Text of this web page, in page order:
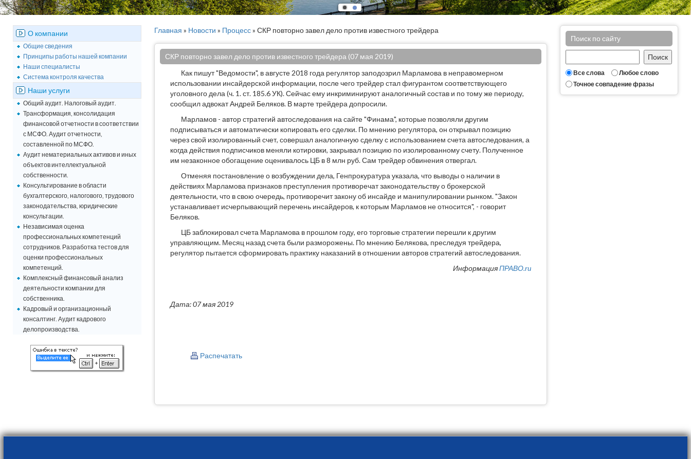
О компании
Общие сведения
Принципы работы нашей компании
Наши специалисты
Система контроля качества
Наши услуги
Общий аудит. Налоговый аудит.
Трансформация, консолидация
финансовой отчетности в соответствии
с МСФО. Аудит отчетности,
составленной по МСФО.
Аудит нематериальных активов и иных
объектов интеллектуальной
собственности.
Консультирование в области
бухгалтерского, налогового, трудового
законодательства, юридические
консультации.
Независимая оценка
профессиональных компетенций
сотрудников. Разработка тестов для
оценки профессиональных
компетенций.
Комплексный финансовый анализ
деятельности компании для
собственника.
Кадровый и организационный
консалтинг. Аудит кадрового
делопроизводства.
Поиск по сайту
Все слова
Любое слово
Точное совпадение фразы
Главная » Новости » Процесс» СКР повторно завел дело против известного трейдера
СКР повторно завел дело против известного трейдера (07 мая 2019)
Как пишут "Ведомости", в августе 2018 года регулятор заподозрил Марламова в неправомерном
использовании инсайдерской информации, после чего трейдер стал фигурантом соответствующего
уголовного дела (ч. 1. ст. 185.6 УК). Сейчас ему инкриминируют аналогичный состав и по тому же периоду,
сообщил адвокат Андрей Беляков. В марте трейдера допросили.
Марламов - автор стратегий автоследования на сайте "Финама", которые позволяли другим
подписываться и автоматически копировать его сделки. По мнению регулятора, он открывал позицию
через свой изолированный счет, совершал аналогичную сделку с использованием счета автоследования, а
когда действия подписчиков меняли котировки, закрывал позицию по изолированному счету. Полученное
им незаконное обогащение оценивалось ЦБ в 8 млн руб. Сам трейдер обвинения отвергал.
Отменяя постановление о возбуждении дела, Генпрокуратура указала, что выводы о наличии в
действиях Марламова признаков преступления противоречат законодательству о брокерской
деятельности, что в свою очередь, противоречит закону об инсайде и манипулировании рынком. "Закон
устанавливает исчерпывающий перечень инсайдеров, к которым Марламов не относится", - говорит
Беляков.
ЦБ заблокировал счета Марламова в прошлом году, его торговые стратегии перешли к другим
управляющим. Месяц назад счета были разморожены. По мнению Белякова, преследуя трейдера,
регулятор пытается сформировать практику наказаний в отношении авторов стратегий автоследования.
ИнформацияПРАВО.ru
Дата: 07 мая 2019
Распечатать